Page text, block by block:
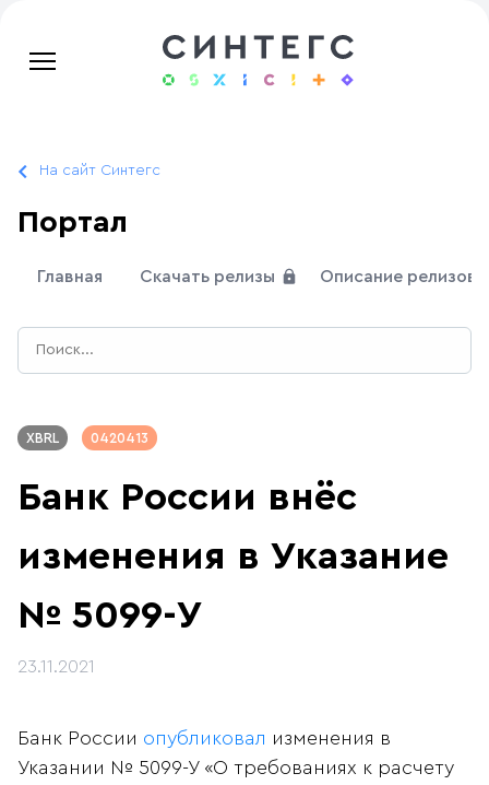
На сайт Синтегс
Портал
Главная Скачать релизы Описание релизов
XBRL 0420413
Банк России внёс
изменения в Указание
№ 5099-У
23.11.2021
Банк России опубликовал изменения в
Указании № 5099-У «О требованиях к расчету